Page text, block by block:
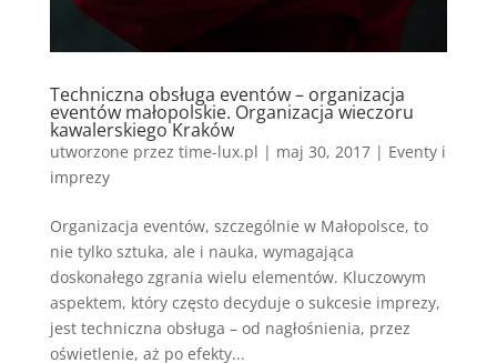
Techniczna obsługa eventów – organizacja
eventów małopolskie. Organizacja wieczoru
kawalerskiego Kraków
utworzone przez time-lux.pl | maj 30, 2017| Eventy i
imprezy
Organizacja eventów, szczególnie w Małopolsce, to
nie tylko sztuka, ale i nauka, wymagająca
doskonałego zgrania wielu elementów. Kluczowym
aspektem, który często decyduje o sukcesie imprezy,
jest techniczna obsługa – od nagłośnienia, przez
oświetlenie, aż po efekty...